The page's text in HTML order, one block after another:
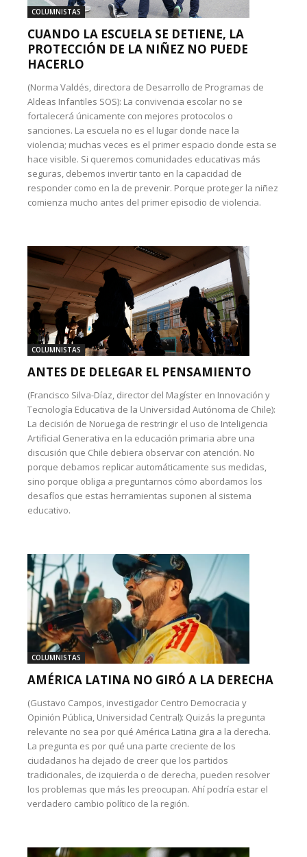
COLUMNISTAS
CUANDO LA ESCUELA SE DETIENE, LA
PROTECCIÓN DE LA NIÑEZ NO PUEDE
HACERLO
(Norma Valdés, directora de Desarrollo de Programas de
Aldeas Infantiles SOS): La convivencia escolar no se
fortalecerá únicamente con mejores protocolos o
sanciones. La escuela no es el lugar donde nace la
violencia; muchas veces es el primer espacio donde esta se
hace visible. Si queremos comunidades educativas más
seguras, debemos invertir tanto en la capacidad de
responder como en la de prevenir. Porque proteger la niñez
comienza mucho antes del primer episodio de violencia.
COLUMNISTAS
ANTES DE DELEGAR EL PENSAMIENTO
(Francisco Silva-Díaz, director del Magíster en Innovación y
Tecnología Educativa de la Universidad Autónoma de Chile):
La decisión de Noruega de restringir el uso de Inteligencia
Artificial Generativa en la educación primaria abre una
discusión que Chile debiera observar con atención. No
porque debamos replicar automáticamente sus medidas,
sino porque obliga a preguntarnos cómo abordamos los
desafíos que estas herramientas suponen al sistema
educativo.
COLUMNISTAS
AMÉRICA LATINA NO GIRÓ A LA DERECHA
(Gustavo Campos, investigador Centro Democracia y
Opinión Pública, Universidad Central): Quizás la pregunta
relevante no sea por qué América Latina gira a la derecha.
La pregunta es por qué una parte creciente de los
ciudadanos ha dejado de creer que los partidos
tradicionales, de izquierda o de derecha, pueden resolver
los problemas que más les preocupan. Ahí podría estar el
verdadero cambio político de la región.